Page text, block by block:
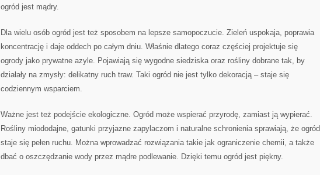
ogród jest mądry.
Dla wielu osób ogród jest też sposobem na lepsze samopoczucie. Zieleń uspokaja, poprawia
koncentrację i daje oddech po całym dniu. Właśnie dlatego coraz częściej projektuje się
ogrody jako prywatne azyle. Pojawiają się wygodne siedziska oraz rośliny dobrane tak, by
działały na zmysły: delikatny ruch traw. Taki ogród nie jest tylko dekoracją – staje się
codziennym wsparciem.
Ważne jest też podejście ekologiczne. Ogród może wspierać przyrodę, zamiast ją wypierać.
Rośliny miododajne, gatunki przyjazne zapylaczom i naturalne schronienia sprawiają, że ogród
staje się pełen ruchu. Można wprowadzać rozwiązania takie jak ograniczenie chemii, a także
dbać o oszczędzanie wody przez mądre podlewanie. Dzięki temu ogród jest piękny.